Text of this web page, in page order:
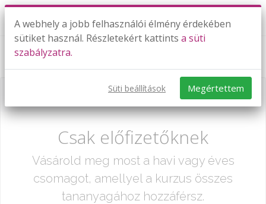
Kémiai számítások - gyakorlás 4.
Már csak egy lépés:
Csak előfizetőknek
Vásárold meg most a havi vagy éves
csomagot, amellyel a kurzus összes
tananyagához hozzáférsz.
A webhely a jobb felhasználói élmény érdekében
sütiket használ. Részletekért kattints a süti
szabályzatra.
Süti beállítások Megértettem